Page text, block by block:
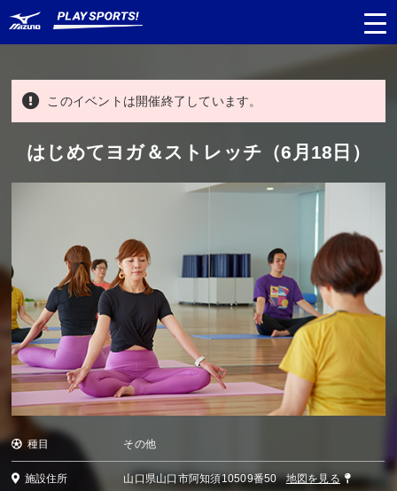
種目から探す
から探す
対象年齢から探す
このイベントは開催終了しています。
はじめてヨガ＆ストレッチ（6月18日）
種目 その他
施設住所 山口県山口市阿知須10509番50 地図を見る